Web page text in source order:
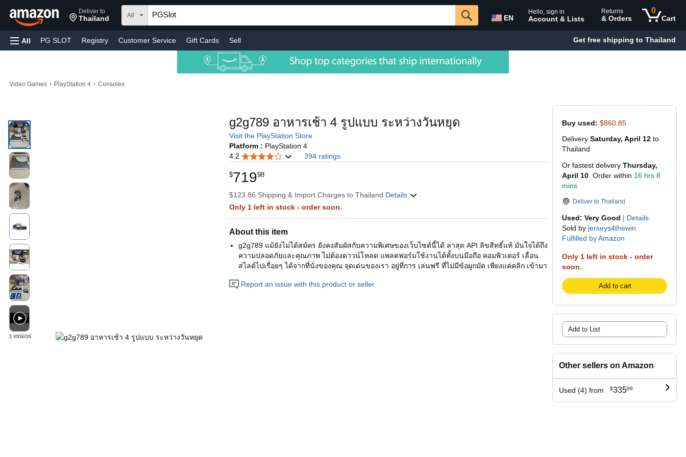
Deliver to
Thailand All EN
Hello, sign in
Account & Lists
Returns
& Orders
0
Cart
All PG SLOT Registry Customer Service Gift Cards Sell Get free shipping to Thailand
Video Games › PlayStation 4 › Consoles
Buy used: $860.85
Delivery Saturday, April 12 to
Thailand
Or fastest delivery Thursday,
April 10 . Order within 16 hrs 8
mins
Deliver to Thailand
Used: Very Good | Details
Sold by jerseys4thewin
Fulfilled by Amazon
Only 1 left in stock - order
soon.
Add to cart
Add to List
Other sellers on Amazon
Used (4) from $33599
2 VIDEOS
g2g789 อาหารเช้า 4 รูปแบบ ระหว่างวันหยุด
Visit the PlayStation Store
Platform : PlayStation 4
4.2
394 ratings
$71998
$123.86 Shipping & Import Charges to Thailand Details
Only 1 left in stock - order soon.
About this item
g2g789 แม้ยังไม่ได้สมัคร ยังคงสัมผัสกับความพิเศษของเว็บไซต์นี้ได้ ล่าสุด API ลิขสิทธิ์แท้ มั่นใจได้ถึง
ความปลอดภัยและคุณภาพ ไม่ต้องดาวน์โหลด แพลตฟอร์มใช้งานได้ทั้งบนมือถือ คอมพิวเตอร์ เลื่อน
สไลด์ไปเรื่อยๆ ได้จากที่นั่งของคุณ จุดเด่นของเรา อยู่ที่การ เล่นฟรี ที่ไม่มีข้อผูกมัด เพียงแค่คลิก เข้ามา
Report an issue with this product or seller